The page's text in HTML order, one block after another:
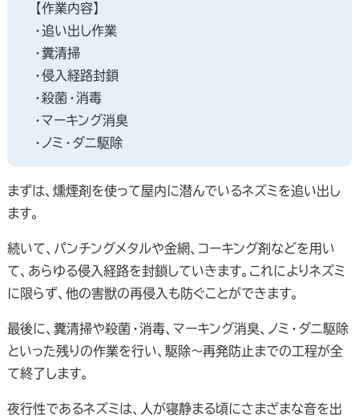
【作業内容】
・追い出し作業
・糞清掃
・侵入経路封鎖
・殺菌・消毒
・マーキング消臭
・ノミ・ダニ駆除
まずは、燻煙剤を使って屋内に潜んでいるネズミを追い出し
ます。
続いて、パンチングメタルや金網、コーキング剤などを用い
て、あらゆる侵入経路を封鎖していきます。これによりネズミ
に限らず、他の害獣の再侵入も防ぐことができます。
最後に、糞清掃や殺菌・消毒、マーキング消臭、ノミ・ダニ駆除
といった残りの作業を行い、駆除～再発防止までの工程が全
て終了します。
夜行性であるネズミは、人が寝静まる頃にさまざまな音を出